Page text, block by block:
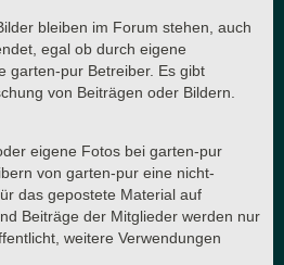
bleiben im Forum stehen, auch
egal ob durch eigene
garten-pur Betreiber. Es gibt
von Beiträgen oder Bildern.
eigene Fotos bei garten-pur
von garten-pur eine nicht-
das gepostete Material auf
Beiträge der Mitglieder werden nur
weitere Verwendungen